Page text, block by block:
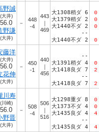
野誠
(大井)
56.0
野謙
(大井)
－
448
-4
443
｜
469
大1308稍ダ 6
大1379稍ダ 2
大1440不ダ 2
--
大1440不ダ 2
0
0
0
0
藤洋
(大井)
56.0
花伸
(大井)
－
450
-1
440
｜
456
--
大1391稍ダ 4
大1418良ダ 7
--
大1418良ダ 7
0
2
2
川寿
(川崎)
56.0
野晋
(大井)
－
508
-4
506
｜
516
大1298重ダ 8
大1373不ダ 4
大1435良ダ 4
--
大1435良ダ 4
0
0
4
4